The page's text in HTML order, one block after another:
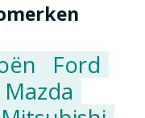
Ford
Mazda